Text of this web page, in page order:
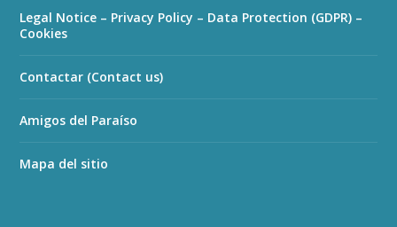
Legal Notice – Privacy Policy – Data Protection (GDPR) –
Cookies
Contactar (Contact us)
Amigos del Paraíso
Mapa del sitio